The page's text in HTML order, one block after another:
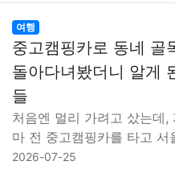
여행
중고캠핑카로 동네 골
돌아다녀봤더니 알게
들
처음엔 멀리 가려고 샀는데
마 전 중고캠핑카를 타고
2026-07-25